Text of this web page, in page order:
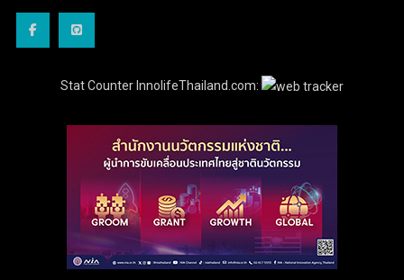
Stat Counter InnolifeThailand.com: